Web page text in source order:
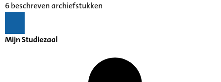
6 beschreven archiefstukken
Mijn Studiezaal